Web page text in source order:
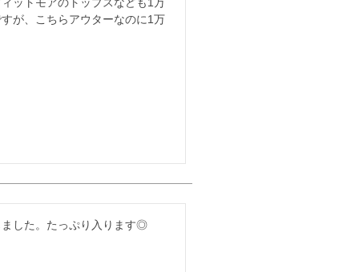
が、こちらアウターなのに1万
した。たっぷり入ります◎